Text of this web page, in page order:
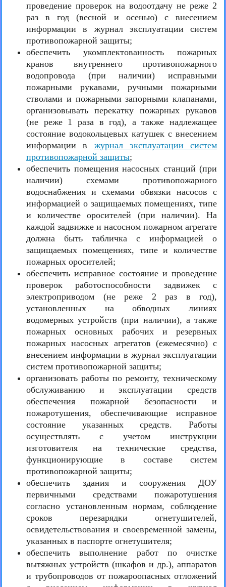
проведение проверок на водоотдачу не реже 2
раз в год (весной и осенью) с внесением
информации в журнал эксплуатации систем
противопожарной защиты;
обеспечить укомплектованность пожарных
кранов внутреннего противопожарного
водопровода (при наличии) исправными
пожарными рукавами, ручными пожарными
стволами и пожарными запорными клапанами,
организовывать перекатку пожарных рукавов
(не реже 1 раза в год), а также надлежащее
состояние водокольцевых катушек с внесением
информации в журнал эксплуатации систем
противопожарной защиты;
обеспечить помещения насосных станций (при
наличии) схемами противопожарного
водоснабжения и схемами обвязки насосов с
информацией о защищаемых помещениях, типе
и количестве оросителей (при наличии). На
каждой задвижке и насосном пожарном агрегате
должна быть табличка с информацией о
защищаемых помещениях, типе и количестве
пожарных оросителей;
обеспечить исправное состояние и проведение
проверок работоспособности задвижек с
электроприводом (не реже 2 раз в год),
установленных на обводных линиях
водомерных устройств (при наличии), а также
пожарных основных рабочих и резервных
пожарных насосных агрегатов (ежемесячно) с
внесением информации в журнал эксплуатации
систем противопожарной защиты;
организовать работы по ремонту, техническому
обслуживанию и эксплуатации средств
обеспечения пожарной безопасности и
пожаротушения, обеспечивающие исправное
состояние указанных средств. Работы
осуществлять с учетом инструкции
изготовителя на технические средства,
функционирующие в составе систем
противопожарной защиты;
обеспечить здания и сооружения ДОУ
первичными средствами пожаротушения
согласно установленным нормам, соблюдение
сроков перезарядки огнетушителей,
освидетельствования и своевременной замены,
указанных в паспорте огнетушителя;
обеспечить выполнение работ по очистке
вытяжных устройств (шкафов и др.), аппаратов
и трубопроводов от пожароопасных отложений